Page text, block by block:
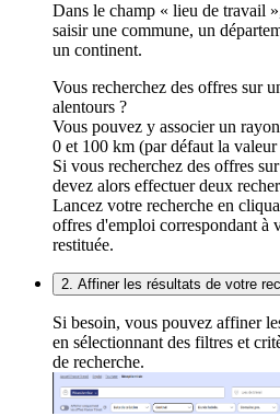
Dans le champ « lieu de travail
saisir une commune, un
un continent.
Vous recherchez des offres sur
alentours ?
Vous pouvez y associer un
0 et 100 km (par défaut la
Si vous recherchez des offres
devez alors effectuer deux
Lancez votre recherche en
offres d'emploi correspondant à
restituée.
2. Affiner les résultats de votre
Si besoin, vous pouvez affiner
en sélectionnant des filtres et
de recherche.